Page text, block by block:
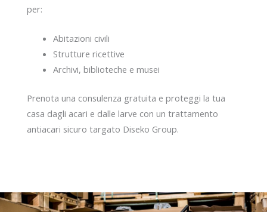
per:
Abitazioni civili
Strutture ricettive
Archivi, biblioteche e musei
Prenota una consulenza gratuita e proteggi la tua
casa dagli acari e dalle larve con un trattamento
antiacari sicuro targato Diseko Group.